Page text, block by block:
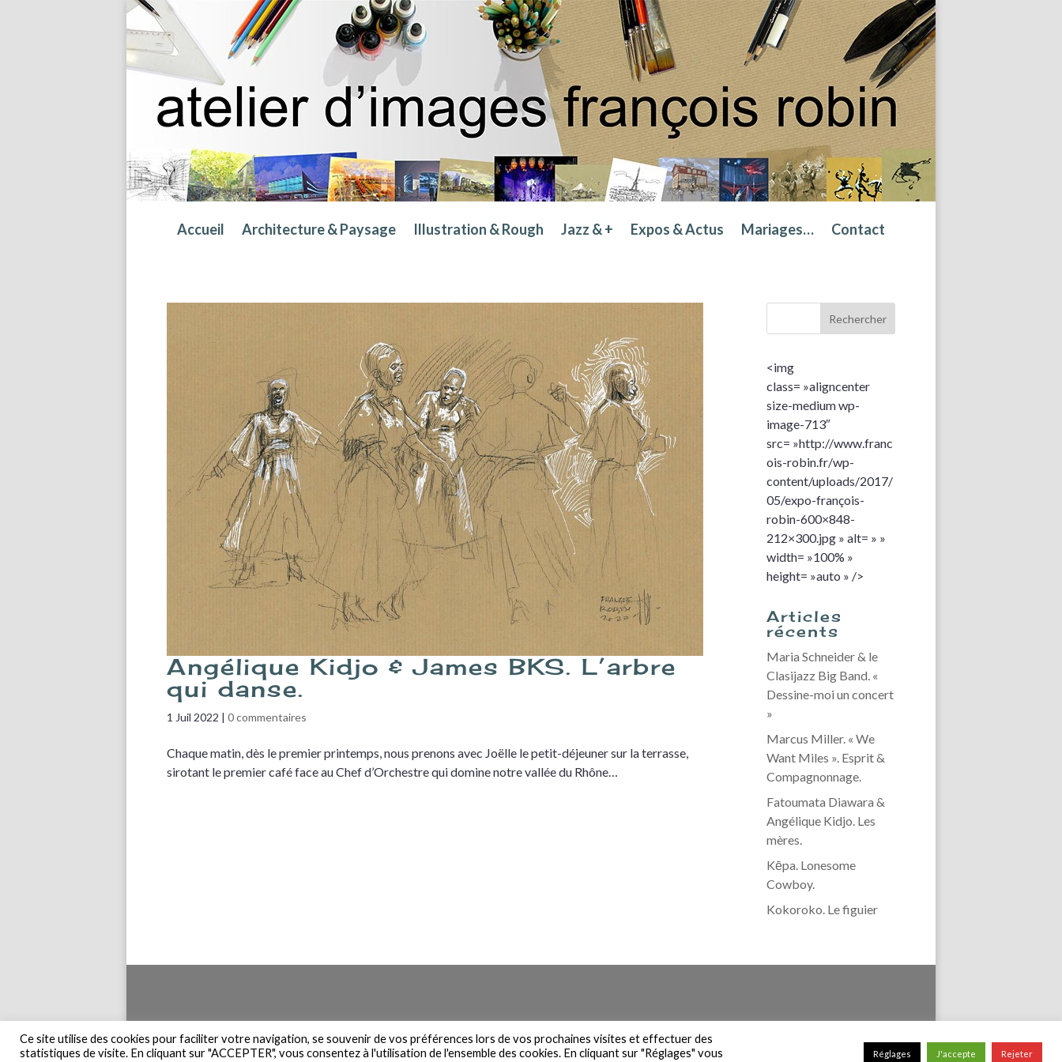
Accueil Architecture & Paysage Illustration & Rough Jazz & + Expos & Actus Mariages… Contact
Angélique Kidjo & James BKS. L’arbre
qui danse.
1 Juil 2022 |0 commentaires
Chaque matin, dès le premier printemps, nous prenons avec Joëlle le petit-déjeuner sur la terrasse,
sirotant le premier café face au Chef d’Orchestre qui domine notre vallée du Rhône…
<img
class= »aligncenter
size-medium wp-
image-713″
src= »http://www.franc
ois-robin.fr/wp-
content/uploads/2017/
05/expo-françois-
robin-600×848-
212×300.jpg » alt= » »
width= »100% »
height= »auto » />
Articles
récents
Maria Schneider & le
Clasijazz Big Band. «
Dessine-moi un concert
»
Marcus Miller. « We
Want Miles ». Esprit &
Compagnonnage.
Fatoumata Diawara &
Angélique Kidjo. Les
mères.
Kēpa. Lonesome
Cowboy.
Kokoroko. Le figuier
Accueil Plan du site Contact Newsletter Mentions légales
Politique de confidentialité
Ce site utilise des cookies pour faciliter votre navigation, se souvenir de vos préférences lors de vos prochaines visites et effectuer des
statistiques de visite. En cliquant sur "ACCEPTER", vous consentez à l'utilisation de l'ensemble des cookies. En cliquant sur "Réglages" vous
Réglages J'accepte Rejeter